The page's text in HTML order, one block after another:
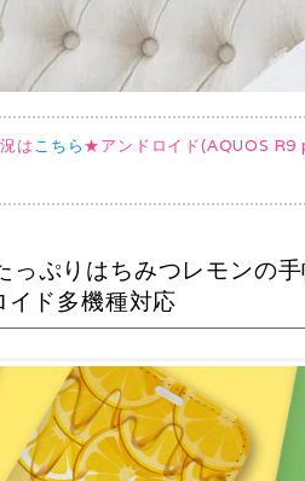
はこちら★アンドロイド(AQUOS
ぷりはちみつレモンの
イド多機種対応